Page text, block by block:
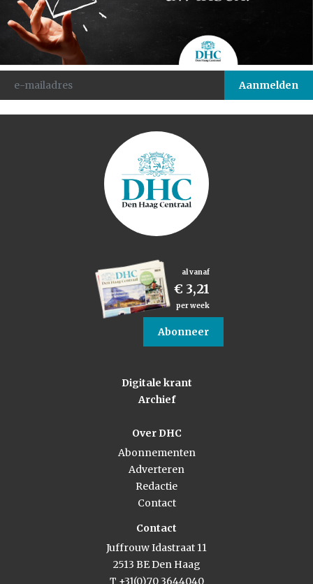
al vanaf
€ 3,21
per week
Abonneer
Digitale krant
Archief
Over DHC
Abonnementen
Adverteren
Redactie
Contact
Contact
Juffrouw Idastraat 11
2513 BE Den Haag
T +31(0)70 3644040